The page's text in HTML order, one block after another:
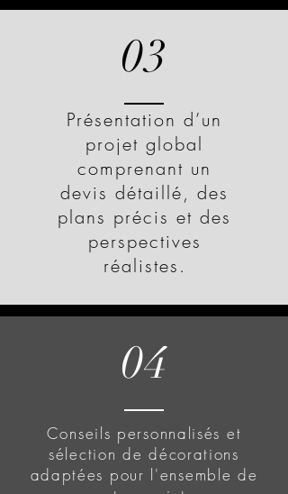
03
Présentation d’un
projet global
comprenant un
devis détaillé, des
plans précis et des
perspectives
réalistes.
04
Conseils personnalisés et
sélection de décorations
adaptées pour l'ensemble de